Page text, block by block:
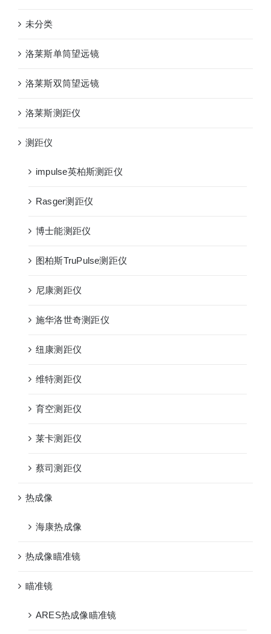
未分类
洛莱斯单筒望远镜
洛莱斯双筒望远镜
洛莱斯测距仪
测距仪
impulse英柏斯测距仪
Rasger测距仪
博士能测距仪
图柏斯TruPulse测距仪
尼康测距仪
施华洛世奇测距仪
纽康测距仪
维特测距仪
育空测距仪
莱卡测距仪
蔡司测距仪
热成像
海康热成像
热成像瞄准镜
瞄准镜
ARES热成像瞄准镜